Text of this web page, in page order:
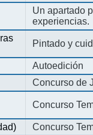
Un apartado
experiencias.
Pintado y
Autoedición
Concurso de
Concurso
Concurso